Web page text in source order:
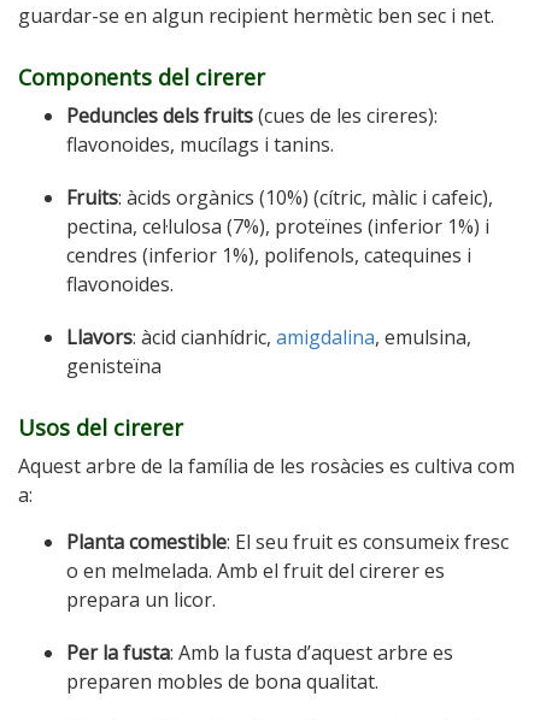
guardar-se en algun recipient hermètic ben sec i net.
Components del cirerer
Peduncles dels fruits(cues de les cireres):
flavonoides, mucílags i tanins.
Fruits: àcids orgànics (10%) (cítric, màlic i cafeic),
pectina, cel·lulosa (7%), proteïnes (inferior 1%) i
cendres (inferior 1%), polifenols, catequines i
flavonoides.
Llavors: àcid cianhídric, amigdalina, emulsina,
genisteïna
Usos del cirerer
Aquest arbre de la família de les rosàcies es cultiva com
a:
Planta comestible: El seu fruit es consumeix fresc
o en melmelada. Amb el fruit del cirerer es
prepara un licor.
Per la fusta: Amb la fusta d’aquest arbre es
preparen mobles de bona qualitat.